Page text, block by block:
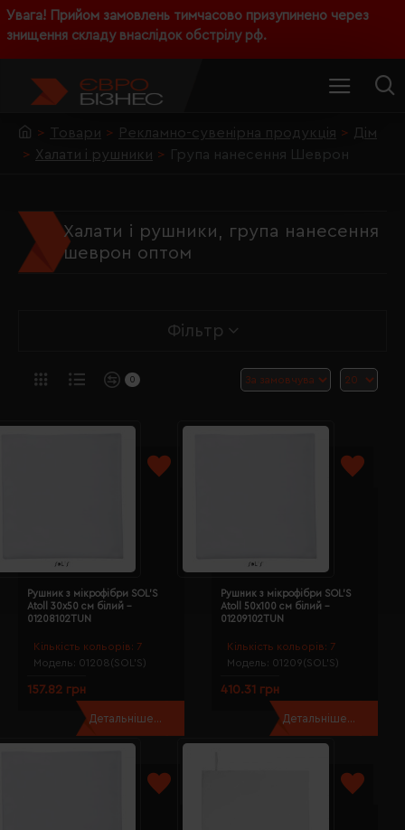
Увага! Прийом замовлень тимчасово призупинено через
знищення складу внаслідок обстрілу рф.
Товари Рекламно-сувенірна продукція
Дім
Халати і рушники
Група нанесення Шеврон
Халати і рушники, група нанесення
шеврон оптом
Фільтр
0
Кількість кольорів: 7
Модель: 01208(SOL’S)
Рушник з мікрофібри SOL'S
Atoll 30х50 см білий -
01208102TUN
157.82 грн
Детальніше...
Кількість кольорів: 7
Модель: 01209(SOL’S)
Рушник з мікрофібри SOL'S
Atoll 50х100 см білий -
01209102TUN
410.31 грн
Детальніше...